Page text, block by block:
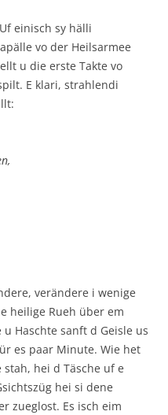
einisch sy hälli
vo der Heilsarmee
u die erste Takte vo
E klari, strahlendi
verändere i wenige
heilige Rueh über em
Haschte sanft d Geisle us
es paar Minute. Wie het
hei d Täsche uf e
hei si dene
zueglost. Es isch eim